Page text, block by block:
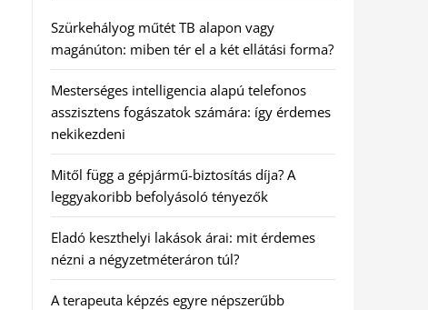
Szürkehályog műtét TB alapon vagy
magánúton: miben tér el a két ellátási forma?
Mesterséges intelligencia alapú telefonos
asszisztens fogászatok számára: így érdemes
nekikezdeni
Mitől függ a gépjármű-biztosítás díja? A
leggyakoribb befolyásoló tényezők
Eladó keszthelyi lakások árai: mit érdemes
nézni a négyzetméteráron túl?
A terapeuta képzés egyre népszerűbb